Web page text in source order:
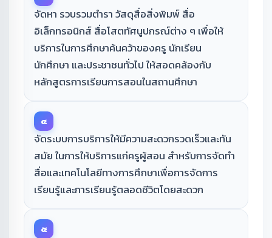
จัดหา รวบรวมตํารา วัสดุสื่อสิ่งพิมพ์ สื่อ
อิเล็กทรอนิกส์ สื่อโสตทัศนูปกรณ์ต่าง ๆ เพื่อให้
บริการในการศึกษาค้นคว้าของครู นักเรียน
นักศึกษา และประชาชนทั่วไป ให้สอดคล้องกับ
หลักสูตรการเรียนการสอนในสถานศึกษา
๔
จัดระบบการบริการให้มีความสะดวกรวดเร็วและทัน
สมัย ในการให้บริการแก่ครูผู้สอน สำหรับการจัดทำ
สื่อและเทคโนโลยีทางการศึกษาเพื่อการจัดการ
เรียนรู้และการเรียนรู้ตลอดชีวิตโดยสะดวก
๕